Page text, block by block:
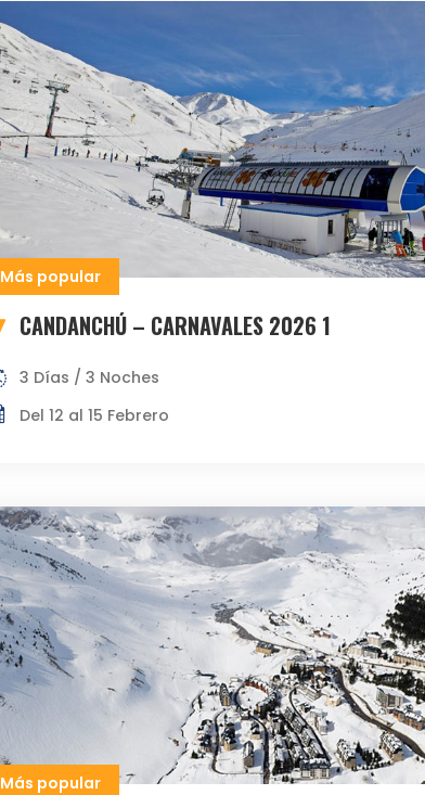
Más popular
CANDANCHÚ – CARNAVALES 2026 1
3 Días / 3 Noches
Del 12 al 15 Febrero
Más popular